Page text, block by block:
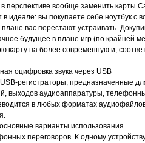
перспективе вообще заменить карты
в идеале: вы покупаете себе ноутбук
вас перестают устраивать.
будущее в плане игр (по крайней
карту на более современную и,
оцифровка звука через USB
регистраторы, предназначенные
выходов аудиоаппаратуры,
в любых форматах
варианты использования.
переговоров. К одному